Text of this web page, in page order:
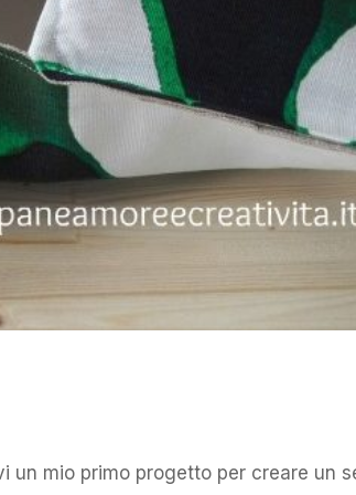
un mio primo progetto per creare un